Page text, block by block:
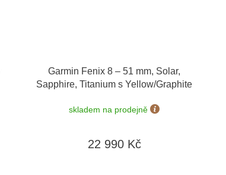
Garmin Fenix 8 – 51 mm, Solar,
Sapphire, Titanium s Yellow/Graphite
skladem na prodejně
22 990 Kč